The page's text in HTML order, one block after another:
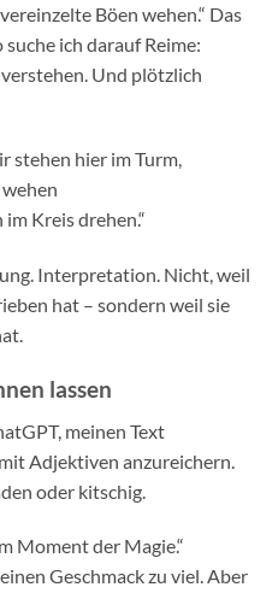
Böen wehen.“ Das
ich darauf Reime:
Und plötzlich
stehen hier im Turm,
Kreis drehen.“
Interpretation. Nicht, weil
hat – sondern weil sie
lassen
meinen Text
Adjektiven anzureichern.
oder kitschig.
Moment der Magie.“
Geschmack zu viel. Aber